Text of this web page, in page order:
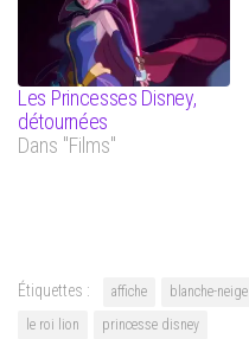
Les Princesses Disney,
détournées
Dans "Films"
Étiquettes : affiche blanche-neige
le roi lion
princesse disney